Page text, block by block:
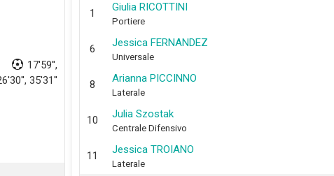
17'59'',
35'31''
1 Giulia RICOTTINI
Portiere
6 Jessica FERNANDEZ
Universale
8 Arianna PICCINNO
Laterale
10 Julia Szostak
Centrale Difensivo
11 Jessica TROIANO
Laterale